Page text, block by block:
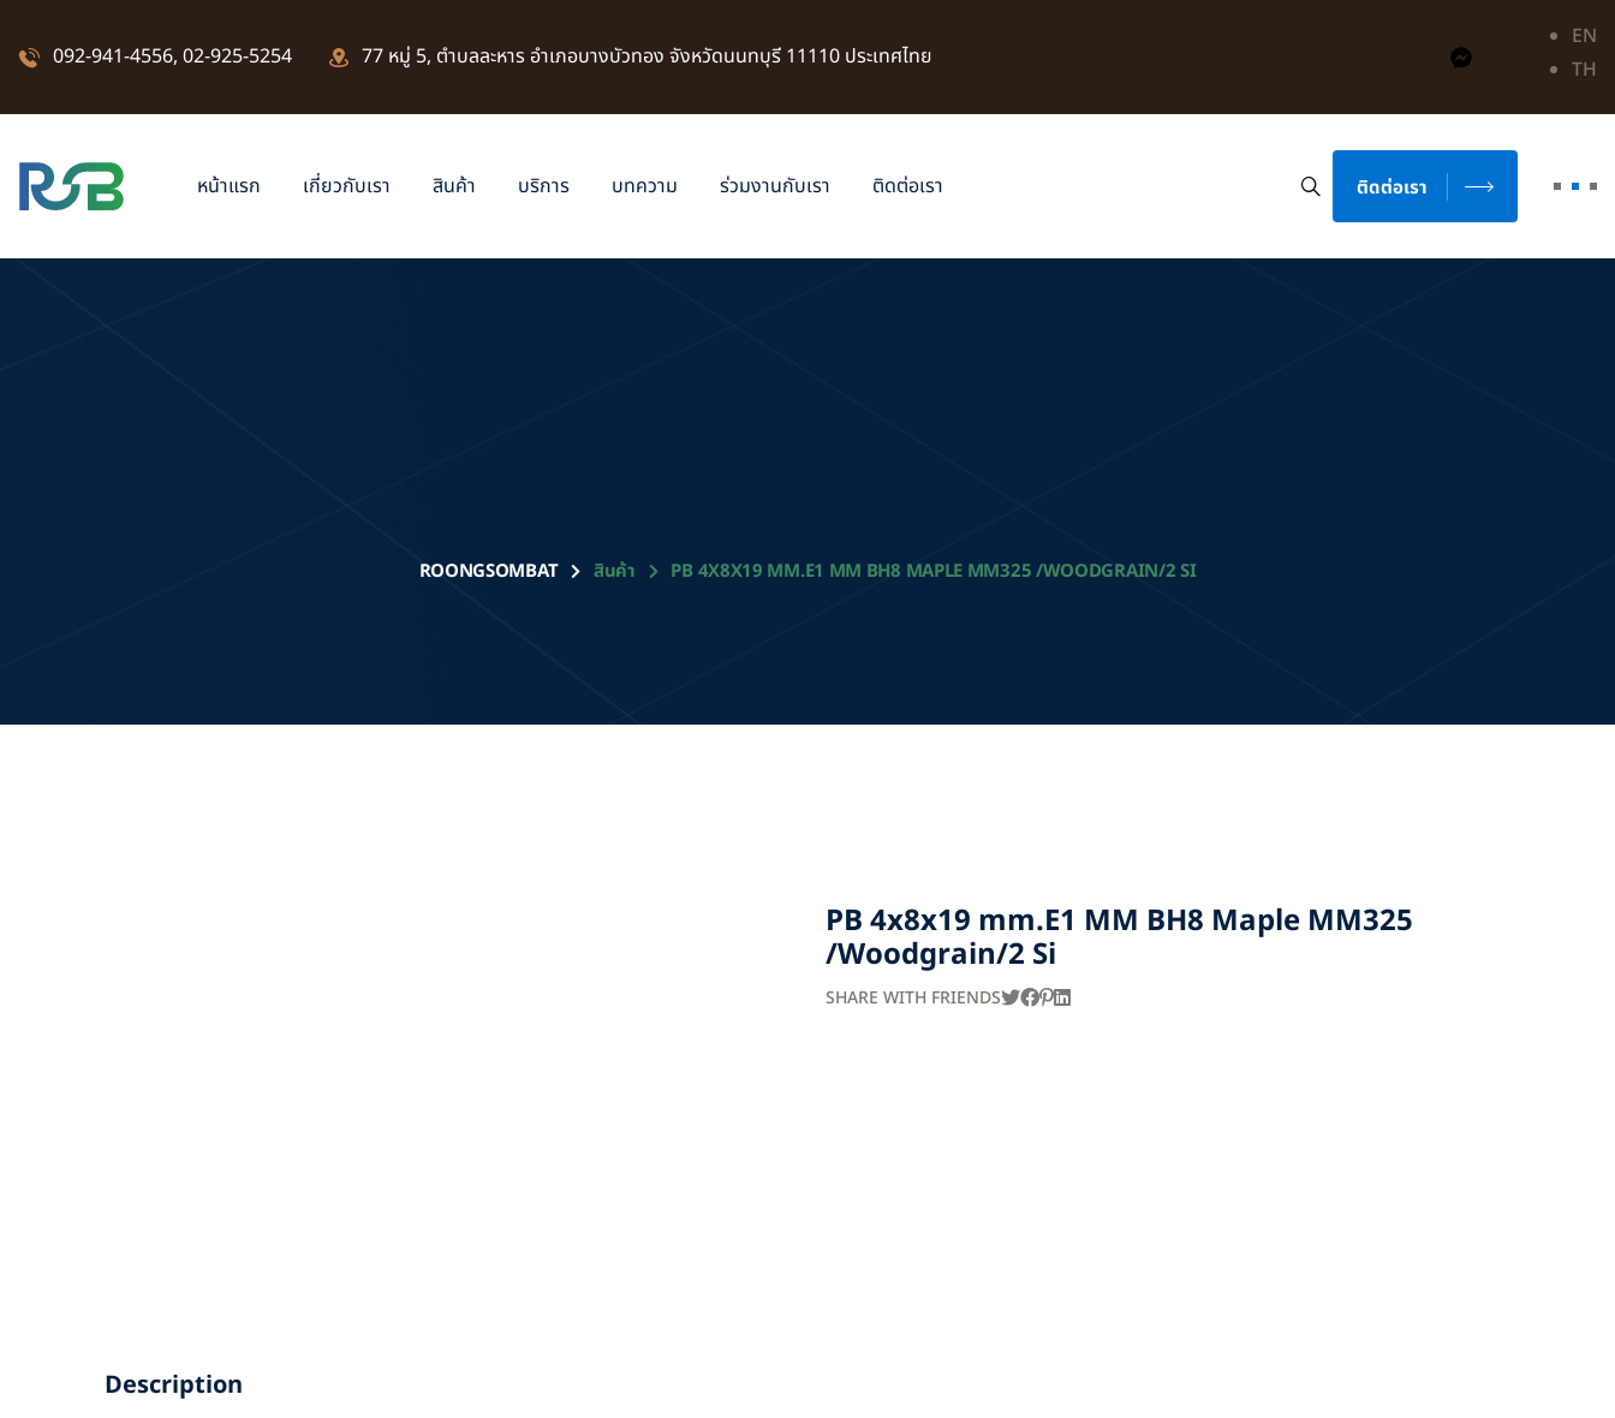
092-941-4556, 02-925-5254 77 หมู่ 5, ตำบลละหาร อำเภอบางบัวทอง จังหวัดนนทบุรี 11110 ประเทศไทย
EN
TH
หน้าแรก เกี่ยวกับเรา สินค้า บริการ บทความ ร่วมงานกับเรา ติดต่อเรา ติดต่อเรา
ROONGSOMBAT สินค้า PB 4X8X19 MM.E1 MM BH8 MAPLE MM325 /WOODGRAIN/2 SI
PB 4x8x19 mm.E1 MM BH8 Maple MM325
/Woodgrain/2 Si
SHARE WITH FRIENDS
Description